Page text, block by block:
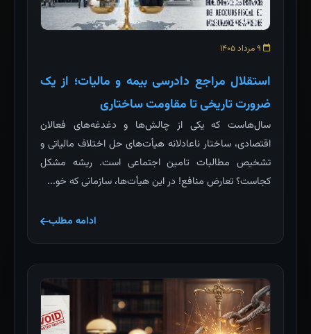
استقلال مراجع دادرسی بیمه و مالیات؛ از یک
ضرورت تاریخی تا مقاومت ساختاری
سال‌هاست که یکی از چالش‌ها و دغدغه‌های فعالان
اقتصادی، ساختار ناعادلانه هیأت‌های حل اختلاف مالیاتی و
تشخیص مطالبات تامین اجتماعی است. ریشه مشکل
کجاست؟ تعارض منافع! در این هیأت‌ها، سازمانی که خو...
ادامه مطلب